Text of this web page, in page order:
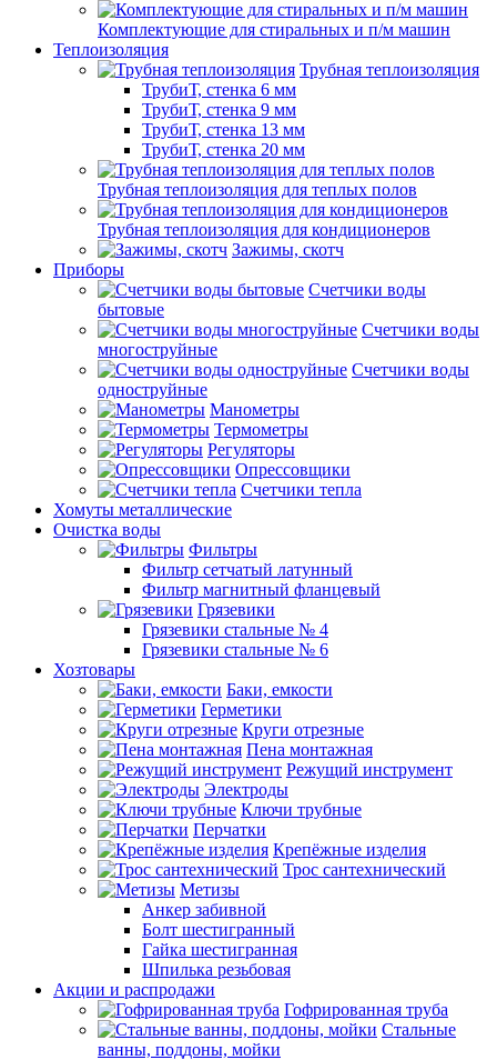
Комплектующие для стиральных и п/м машин
Теплоизоляция
Трубная теплоизоляция
ТрубиТ, стенка 6 мм
ТрубиТ, стенка 9 мм
ТрубиТ, стенка 13 мм
ТрубиТ, стенка 20 мм
Трубная теплоизоляция для теплых полов
Трубная теплоизоляция для кондиционеров
Зажимы, скотч
Приборы
Счетчики воды
бытовые
Счетчики воды
многоструйные
Счетчики воды
одноструйные
Манометры
Термометры
Регуляторы
Опрессовщики
Счетчики тепла
Хомуты металлические
Очистка воды
Фильтры
Фильтр сетчатый латунный
Фильтр магнитный фланцевый
Грязевики
Грязевики стальные № 4
Грязевики стальные № 6
Хозтовары
Баки, емкости
Герметики
Круги отрезные
Пена монтажная
Режущий инструмент
Электроды
Ключи трубные
Перчатки
Крепёжные изделия
Трос сантехнический
Метизы
Анкер забивной
Болт шестигранный
Гайка шестигранная
Шпилька резьбовая
Акции и распродажи
Гофрированная труба
Стальные
ванны, поддоны, мойки